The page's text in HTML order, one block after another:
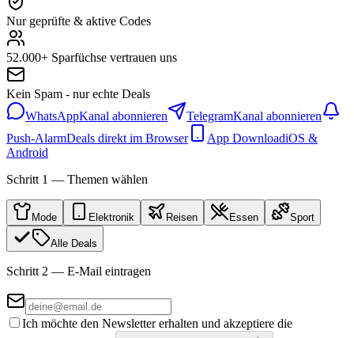
Nur geprüfte & aktive Codes
52.000+ Sparfüchse vertrauen uns
Kein Spam - nur echte Deals
WhatsAppKanal abonnieren TelegramKanal abonnieren
Push-AlarmDeals direkt im Browser App DownloadiOS &
Android
Schritt 1 — Themen wählen
Mode Elektronik Reisen Essen Sport
Alle Deals
Schritt 2 — E-Mail eintragen
Ich möchte den Newsletter erhalten und akzeptiere die